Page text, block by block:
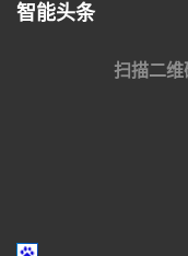
智能头条
扫描二